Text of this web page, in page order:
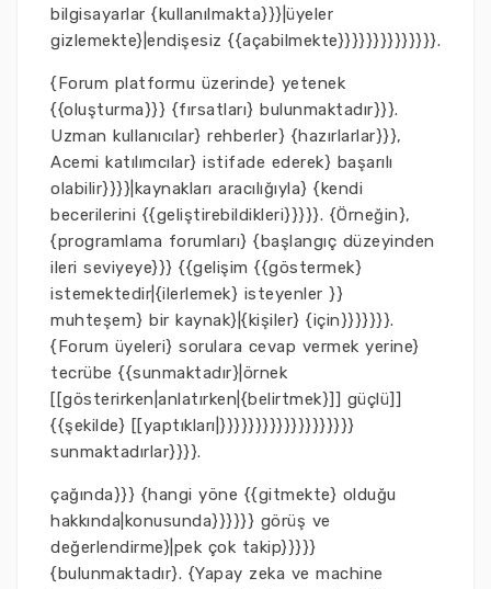
bilgisayarlar {kullanılmakta}}}|üyeler
gizlemekte}|endişesiz {{açabilmekte}}}}}}}}}}}}}}.
{Forum platformu üzerinde} yetenek
{{oluşturma}}} {fırsatları} bulunmaktadır}}}.
Uzman kullanıcılar} rehberler} {hazırlarlar}}},
Acemi katılımcılar} istifade ederek} başarılı
olabilir}}}}|kaynakları aracılığıyla} {kendi
becerilerini {{geliştirebildikleri}}}}}. {Örneğin},
{programlama forumları} {başlangıç düzeyinden
ileri seviyeye}}} {{gelişim {{göstermek}
istemektedir|{ilerlemek} isteyenler }}
muhteşem} bir kaynak}|{kişiler} {için}}}}}}}.
{Forum üyeleri} sorulara cevap vermek yerine}
tecrübe {{sunmaktadır}|örnek
[[gösterirken|anlatırken|{belirtmek}]] güçlü]]
{{şekilde} [[yaptıkları|}}}}}}}}}}}}}}}}}}}
sunmaktadırlar}}}}.
çağında}}} {hangi yöne {{gitmekte} olduğu
hakkında|konusunda}}}}}} görüş ve
değerlendirme}|pek çok takip}}}}}
{bulunmaktadır}. {Yapay zeka ve machine